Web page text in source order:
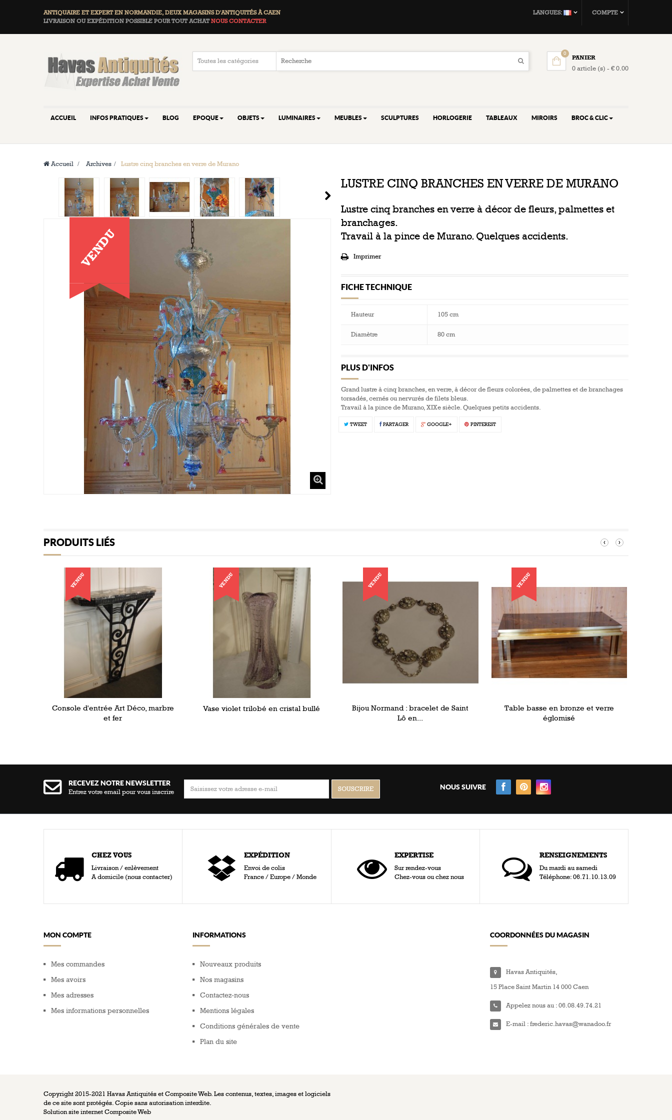
COMPTE
LANGUES:
ANTIQUAIRE ET EXPERT EN NORMANDIE, DEUXMAGASINS D'ANTIQUITÉS À CAEN
LIVRAISON OU EXPÉDITION POSSIBLE POUR TOUT ACHATNOUS CONTACTER
PANIER
0 article (s) - € 0.00
0
ACCUEIL INFOS PRATIQUES BLOG EPOQUE OBJETS LUMINAIRES MEUBLES SCULPTURES HORLOGERIE TABLEAUX MIROIRS BROC & CLIC
Accueil > Archives > Lustre cinq branches en verre de Murano
VENDU
LUSTRE CINQ BRANCHES EN VERRE DE MURANO
Lustre cinq branches en verre à décor de fleurs, palmettes et
branchages.
Travail à la pince de Murano. Quelques accidents.
Imprimer
FICHE TECHNIQUE
Hauteur 105 cm
Diamètre 80 cm
PLUS D'INFOS
Grand lustre à cinq branches, en verre, à décor de fleurs colorées, de palmettes et de branchages
torsadés, cernés ou nervurés de filets bleus.
Travail à la pince de Murano, XIXe siècle. Quelques petits accidents.
TWEET PARTAGER GOOGLE+ PINTEREST
PRODUITS LIÉS ‹ ›
VENDU
Console d'entrée Art Déco, marbre
et fer
VENDU
Vase violet trilobé en cristal bullé
VENDU
Bijou Normand : bracelet de Saint
Lô en...
VENDU
Table basse en bronze et verre
églomisé
RECEVEZ NOTRE NEWSLETTER
Entrez votre email pour vous inscrire
NOUS SUIVRE
CHEZ VOUS
Livraison / enlèvement
A domicile (nous contacter)
EXPÉDITION
Envoi de colis
France / Europe / Monde
EXPERTISE
Sur rendez-vous
Chez-vous ou chez nous
RENSEIGNEMENTS
Du mardi au samedi
Téléphone: 06.71.10.13.09
MON COMPTE
Mes commandes
Mes avoirs
Mes adresses
Mes informations personnelles
INFORMATIONS
Nouveaux produits
Nos magasins
Contactez-nous
Mentions légales
Conditions générales de vente
Plan du site
COORDONNÉES DU MAGASIN
Havas Antiquités,
15 Place Saint Martin 14 000 Caen
Appelez nous au :06.08.49.74.21
E-mail :frederic.havas@wanadoo.fr
Copyright 2015-2021 Havas Antiquités et Composite Web. Les contenus, textes, images et logiciels
de ce site sont protégés. Copie sans autorisation interdite.
Solution site internetComposite Web